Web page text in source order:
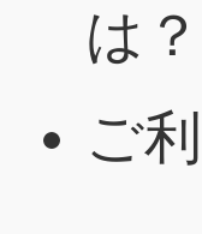
は？
ご